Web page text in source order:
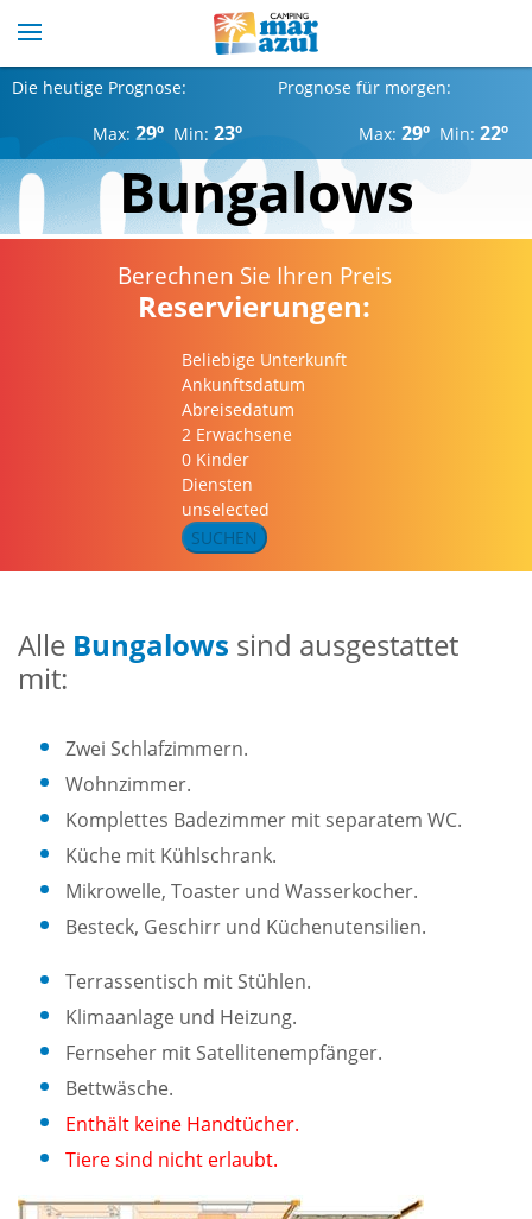
Die heutige Prognose:
Max: 29º Min: 23º
Prognose für morgen:
Max: 29º Min: 22º
Bungalows
Berechnen Sie Ihren Preis
Reservierungen:
Beliebige Unterkunft
Ankunftsdatum
Abreisedatum
2 Erwachsene
0 Kinder
Diensten
unselected
SUCHEN
Alle Bungalows sind ausgestattet
mit:
Zwei Schlafzimmern.
Wohnzimmer.
Komplettes Badezimmer mit separatem WC.
Küche mit Kühlschrank.
Mikrowelle, Toaster und Wasserkocher.
Besteck, Geschirr und Küchenutensilien.
Terrassentisch mit Stühlen.
Klimaanlage und Heizung.
Fernseher mit Satellitenempfänger.
Bettwäsche.
Enthält keine Handtücher.
Tiere sind nicht erlaubt.